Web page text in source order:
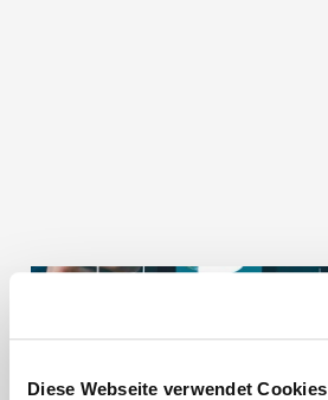
Diese Webseite verwendet Cookies